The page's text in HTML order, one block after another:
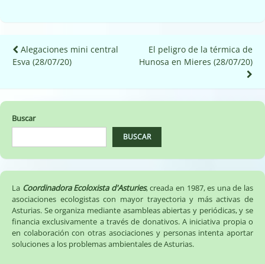
Navegación
de
Alegaciones mini central
Esva (28/07/20)
El peligro de la térmica de
Hunosa en Mieres (28/07/20)
Buscar
BUSCAR
La Coordinadora Ecoloxista d'Asturies, creada en 1987, es una de las
asociaciones ecologistas con mayor trayectoria y más activas de
Asturias. Se organiza mediante asambleas abiertas y periódicas, y se
financia exclusivamente a través de donativos. A iniciativa propia o
en colaboración con otras asociaciones y personas intenta aportar
soluciones a los problemas ambientales de Asturias.